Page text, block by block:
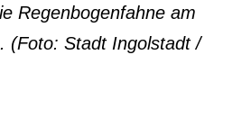
Regenbogenfahne am
(Foto: Stadt Ingolstadt /